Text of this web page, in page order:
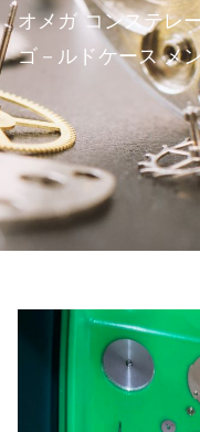
オメガ コンステレ
ゴ－ルドケース メ